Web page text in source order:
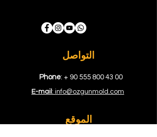
التواصل
Phone: + 90 555 800 43 00
E-mail : info@ozgunmold.com
الموقع